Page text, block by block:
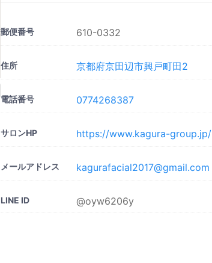
郵便番号 610-0332
住所 京都府京田辺市興戸町田2
電話番号 0774268387
サロンHP https://www.kagura-group.jp/
メールアドレス kagurafacial2017@gmail.com
LINE ID @oyw6206y